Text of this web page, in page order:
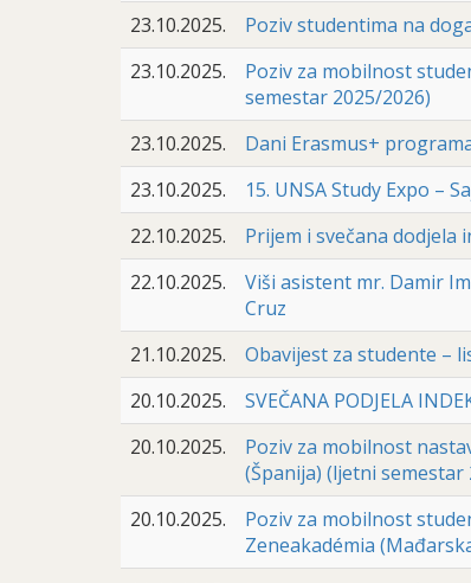
23.10.2025.
Poziv studentima na
23.10.2025.
Poziv za mobilnost
semestar 2025/2026)
23.10.2025.
Dani Erasmus+
23.10.2025.
15. UNSA Study Expo –
22.10.2025.
Prijem i svečana dodjela
22.10.2025.
Viši asistent mr. Damir
Cruz
21.10.2025.
Obavijest za studente –
20.10.2025.
SVEČANA PODJELA
20.10.2025.
Poziv za mobilnost
(Španija) (ljetni semestar
20.10.2025.
Poziv za mobilnost
Zeneakadémia